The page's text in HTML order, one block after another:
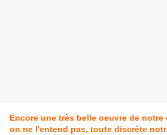
Encore une très belle oeuvre de notre
on ne l'entend pas, toute discrète